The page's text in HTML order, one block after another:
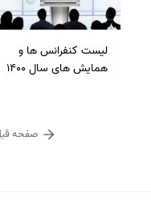
لیست کنفرانس ها و
همایش های سال 1400
صفحه